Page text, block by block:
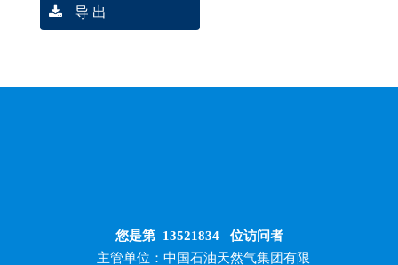
导 出
您是第 13521834位访问者
主管单位：中国石油天然气集团有限